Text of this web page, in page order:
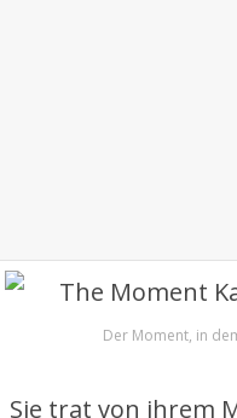
Der Moment, in
Sie trat von ihrem